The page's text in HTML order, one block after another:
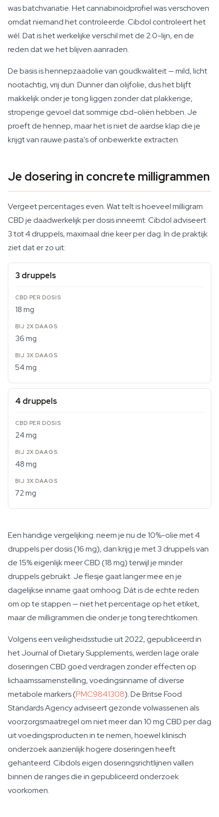
was batchvariatie. Het cannabinoidprofiel was verschoven
omdat niemand het controleerde. Cibdol controleert het
wél. Dat is het werkelijke verschil met de 2.0-lijn, en de
reden dat we het blijven aanraden.
De basis is hennepzaadolie van goudkwaliteit — mild, licht
nootachtig, vrij dun. Dunner dan olijfolie, dus het blijft
makkelijk onder je tong liggen zonder dat plakkerige,
stroperige gevoel dat sommige cbd-oliën hebben. Je
proeft de hennep, maar het is niet de aardse klap die je
krijgt van rauwe pasta's of onbewerkte extracten.
Je dosering in concrete milligrammen
Vergeet percentages even. Wat telt is hoeveel milligram
CBD je daadwerkelijk per dosis inneemt. Cibdol adviseert
3 tot 4 druppels, maximaal drie keer per dag. In de praktijk
ziet dat er zo uit:
3 druppels
18 mg
36 mg
54 mg
4 druppels
24 mg
48 mg
72 mg
Een handige vergelijking: neem je nu de 10%-olie met 4
druppels per dosis (16 mg), dan krijg je met 3 druppels van
de 15% eigenlijk meer CBD (18 mg) terwijl je minder
druppels gebruikt. Je flesje gaat langer mee en je
dagelijkse inname gaat omhoog. Dát is de echte reden
om op te stappen — niet het percentage op het etiket,
maar de milligrammen die onder je tong terechtkomen.
Volgens een veiligheidsstudie uit 2022, gepubliceerd in
het Journal of Dietary Supplements, werden lage orale
doseringen CBD goed verdragen zonder effecten op
lichaamssamenstelling, voedingsinname of diverse
metabole markers (PMC9841308). De Britse Food
Standards Agency adviseert gezonde volwassenen als
voorzorgsmaatregel om niet meer dan 10 mg CBD per dag
uit voedingsproducten in te nemen, hoewel klinisch
onderzoek aanzienlijk hogere doseringen heeft
gehanteerd. Cibdols eigen doseringsrichtlijnen vallen
binnen de ranges die in gepubliceerd onderzoek
voorkomen.